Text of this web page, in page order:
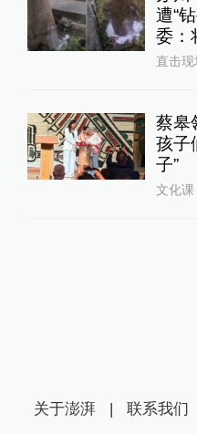
遭“
委：
直击现
蔡皋
孩子
子”
文化课
关于澎湃 | 联系我们